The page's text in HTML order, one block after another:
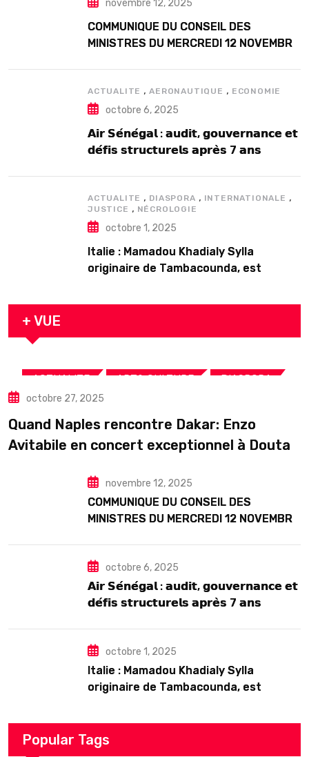
novembre 12, 2025
COMMUNIQUE DU CONSEIL DES
MINISTRES DU MERCREDI 12 NOVEMBRE
ACTUALITE ,AERONAUTIQUE , ECONOMIE
octobre 6, 2025
𝗔𝗶𝗿 𝗦𝗲́𝗻𝗲́𝗴𝗮𝗹 : 𝗮𝘂𝗱𝗶𝘁, 𝗴𝗼𝘂𝘃𝗲𝗿𝗻𝗮𝗻𝗰𝗲 𝗲𝘁
𝗱𝗲́𝗳𝗶𝘀 𝘀𝘁𝗿𝘂𝗰𝘁𝘂𝗿𝗲𝗹𝘀 𝗮𝗽𝗿𝗲̀𝘀 7 𝗮𝗻𝘀
ACTUALITE , DIASPORA , INTERNATIONALE ,
JUSTICE , NÉCROLOGIE
octobre 1, 2025
Italie : Mamadou Khadialy Sylla
originaire de Tambacounda, est
arrestation
+ VUE
ACTUALITE ART& CULTURE DIASPORA
TOURISME
octobre 27, 2025
Quand Naples rencontre Dakar: Enzo
Avitabile en concert exceptionnel à Douta
novembre 12, 2025
COMMUNIQUE DU CONSEIL DES
MINISTRES DU MERCREDI 12 NOVEMBRE
octobre 6, 2025
𝗔𝗶𝗿 𝗦𝗲́𝗻𝗲́𝗴𝗮𝗹 : 𝗮𝘂𝗱𝗶𝘁, 𝗴𝗼𝘂𝘃𝗲𝗿𝗻𝗮𝗻𝗰𝗲 𝗲𝘁
𝗱𝗲́𝗳𝗶𝘀 𝘀𝘁𝗿𝘂𝗰𝘁𝘂𝗿𝗲𝗹𝘀 𝗮𝗽𝗿𝗲̀𝘀 7 𝗮𝗻𝘀
octobre 1, 2025
Italie : Mamadou Khadialy Sylla
originaire de Tambacounda, est
arrestation
Popular Tags